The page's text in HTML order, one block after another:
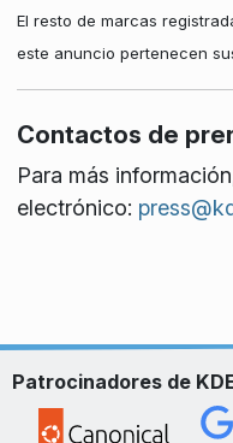
El resto de marcas
este anuncio pertenecen
Contactos de
Para más
electrónico:
Patrocinadores de